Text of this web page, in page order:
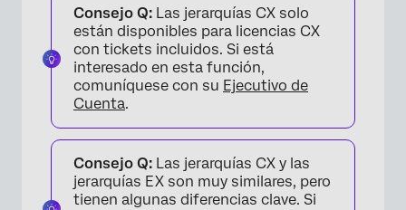
Ajuste de unidades
Ajuste de miembros de la unidad
Preguntas frequentes
Consejo Q: Las jerarquías CX solo
están disponibles para licencias CX
con tickets incluidos. Si está
interesado en esta función,
comuníquese con su Ejecutivo de
Cuenta.
Consejo Q: Las jerarquías CX y las
jerarquías EX son muy similares, pero
tienen algunas diferencias clave. Si